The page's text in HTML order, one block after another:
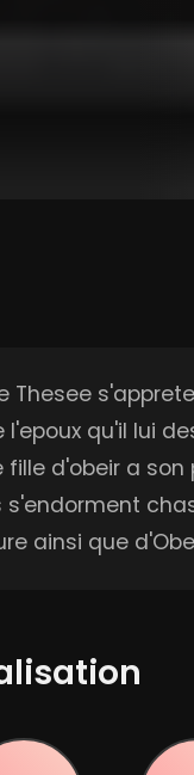
Thesee
l'epoux qu'il lui
fille d'obeir a
s'endorment
ainsi que